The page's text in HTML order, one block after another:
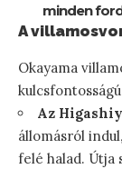
minden
A
Okayama
Az
állomásról
felé halad. Útja